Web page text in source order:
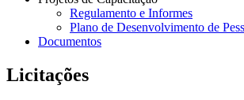
Regulamento e Informes
Plano de Desenvolvimento de
Documentos
Licitações